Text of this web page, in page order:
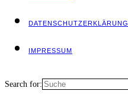
DATEN­SCHUTZ­ER­KLÄ­RUNG
IMPRES­SUM
Search for: